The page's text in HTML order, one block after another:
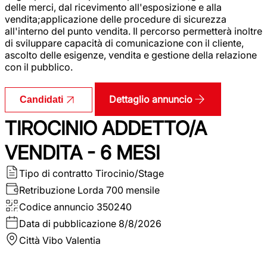
delle merci, dal ricevimento all'esposizione e alla
vendita;applicazione delle procedure di sicurezza
all'interno del punto vendita. Il percorso permetterà inoltre
di sviluppare capacità di comunicazione con il cliente,
ascolto delle esigenze, vendita e gestione della relazione
con il pubblico.
Candidati Dettaglio annuncio
TIROCINIO ADDETTO/A
VENDITA - 6 MESI
Tipo di contratto Tirocinio/Stage
Retribuzione Lorda 700 mensile
Codice annuncio 350240
Data di pubblicazione 8/8/2026
Città Vibo Valentia